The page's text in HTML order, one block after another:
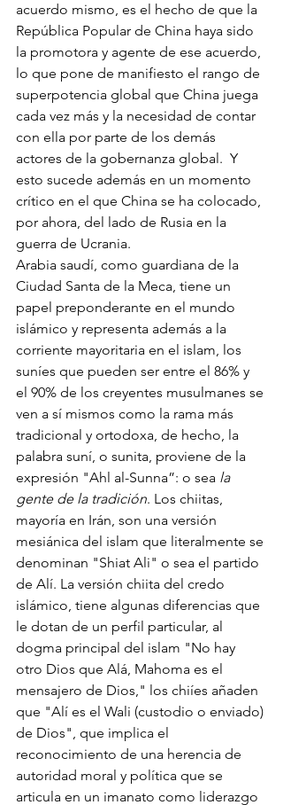
acuerdo mismo, es el hecho de que la
República Popular de China haya sido
la promotora y agente de ese acuerdo,
lo que pone de manifiesto el rango de
superpotencia global que China juega
cada vez más y la necesidad de contar
con ella por parte de los demás
actores de la gobernanza global.  Y
esto sucede además en un momento
crítico en el que China se ha colocado,
por ahora, del lado de Rusia en la
guerra de Ucrania.
Arabia saudí, como guardiana de la
Ciudad Santa de la Meca, tiene un
papel preponderante en el mundo
islámico y representa además a la
corriente mayoritaria en el islam, los
suníes que pueden ser entre el 86% y
el 90% de los creyentes musulmanes se
ven a sí mismos como la rama más
tradicional y ortodoxa, de hecho, la
palabra suní, o sunita, proviene de la
expresión "Ahl al-Sunna”: o sea la
gente de la tradición. Los chiitas,
mayoría en Irán, son una versión
mesiánica del islam que literalmente se
denominan "Shiat Ali" o sea el partido
de Alí. La versión chiita del credo
islámico, tiene algunas diferencias que
le dotan de un perfil particular, al
dogma principal del islam "No hay
otro Dios que Alá, Mahoma es el
mensajero de Dios," los chiíes añaden
que "Alí es el Wali (custodio o enviado)
de Dios", que implica el
reconocimiento de una herencia de
autoridad moral y política que se
articula en un imanato como liderazgo